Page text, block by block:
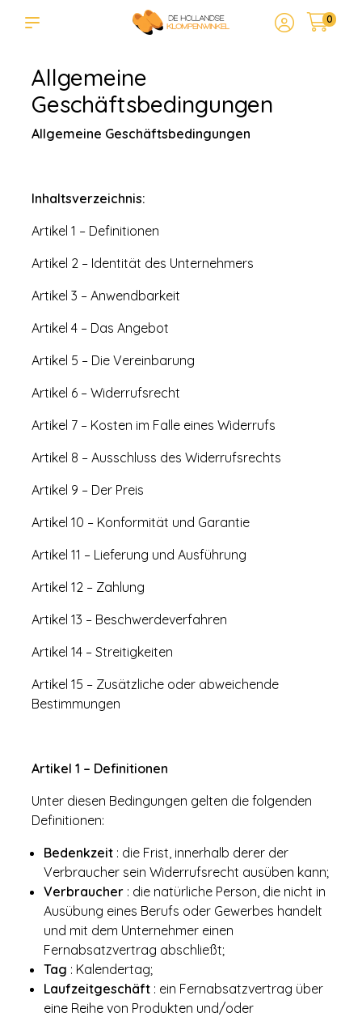
0
Allgemeine
Geschäftsbedingungen
Allgemeine Geschäftsbedingungen
Inhaltsverzeichnis:
Artikel 1 – Definitionen
Artikel 2 – Identität des Unternehmers
Artikel 3 – Anwendbarkeit
Artikel 4 – Das Angebot
Artikel 5 – Die Vereinbarung
Artikel 6 – Widerrufsrecht
Artikel 7 – Kosten im Falle eines Widerrufs
Artikel 8 – Ausschluss des Widerrufsrechts
Artikel 9 – Der Preis
Artikel 10 – Konformität und Garantie
Artikel 11 – Lieferung und Ausführung
Artikel 12 – Zahlung
Artikel 13 – Beschwerdeverfahren
Artikel 14 – Streitigkeiten
Artikel 15 – Zusätzliche oder abweichende
Bestimmungen
Artikel 1 – Definitionen
Unter diesen Bedingungen gelten die folgenden
Definitionen:
Bedenkzeit : die Frist, innerhalb derer der
Verbraucher sein Widerrufsrecht ausüben kann;
Verbraucher : die natürliche Person, die nicht in
Ausübung eines Berufs oder Gewerbes handelt
und mit dem Unternehmer einen
Fernabsatzvertrag abschließt;
Tag : Kalendertag;
Laufzeitgeschäft : ein Fernabsatzvertrag über
eine Reihe von Produkten und/oder